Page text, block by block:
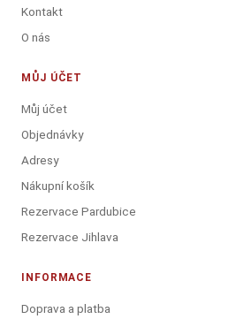
Kontakt
O nás
MŮJ ÚČET
Můj účet
Objednávky
Adresy
Nákupní košík
Rezervace Pardubice
Rezervace Jihlava
INFORMACE
Doprava a platba